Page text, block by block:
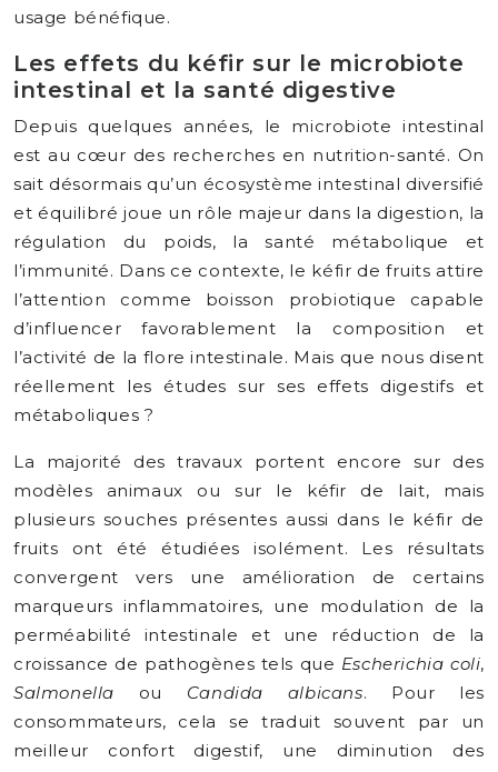
usage bénéfique.
Les effets du kéfir sur le microbiote
intestinal et la santé digestive
Depuis quelques années, le microbiote intestinal
est au cœur des recherches en nutrition-santé. On
sait désormais qu’un écosystème intestinal diversifié
et équilibré joue un rôle majeur dans la digestion, la
régulation du poids, la santé métabolique et
l’immunité. Dans ce contexte, le kéfir de fruits attire
l’attention comme boisson probiotique capable
d’influencer favorablement la composition et
l’activité de la flore intestinale. Mais que nous disent
réellement les études sur ses effets digestifs et
métaboliques ?
La majorité des travaux portent encore sur des
modèles animaux ou sur le kéfir de lait, mais
plusieurs souches présentes aussi dans le kéfir de
fruits ont été étudiées isolément. Les résultats
convergent vers une amélioration de certains
marqueurs inflammatoires, une modulation de la
perméabilité intestinale et une réduction de la
croissance de pathogènes tels que Escherichia coli,
Salmonella ou Candida albicans. Pour les
consommateurs, cela se traduit souvent par un
meilleur confort digestif, une diminution des